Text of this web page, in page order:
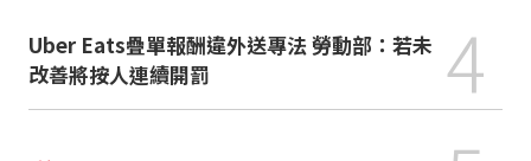
Uber Eats疊單報酬違外送專法 勞動部：若未
改善將按人連續開罰
4